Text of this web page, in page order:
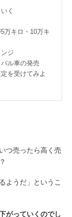
く
万キロ・10万キ
ジ
ル車の発売
を受けてみよ
つ売ったら高く売
ようだ」というこ
がっていくのでし